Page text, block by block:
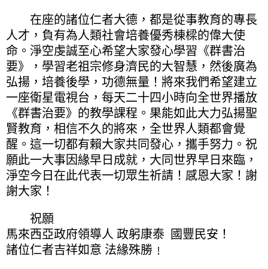
在座的諸位仁者大德，都是從事教育的專長
人才，負有為人類社會培養優秀棟樑的偉大使
命。淨空虔誠至心希望大家發心學習《群書治
要》，學習老祖宗修身濟民的大智慧，然後廣為
弘揚，培養後學，功德無量！將來我們希望建立
一座衛星電視台，每天二十四小時向全世界播放
《群書治要》的教學課程。果能如此大力弘揚聖
賢教育，相信不久的將來，全世界人類都會覺
醒。這一切都有賴大家共同發心，攜手努力。祝
願此一大事因緣早日成就，大同世界早日來臨，
淨空今日在此代表一切眾生祈請！感恩大家！謝
謝大家！
祝願
馬來西亞政府領導人 政躬康泰 國豐民安！
諸位仁者吉祥如意 法緣殊勝﹗